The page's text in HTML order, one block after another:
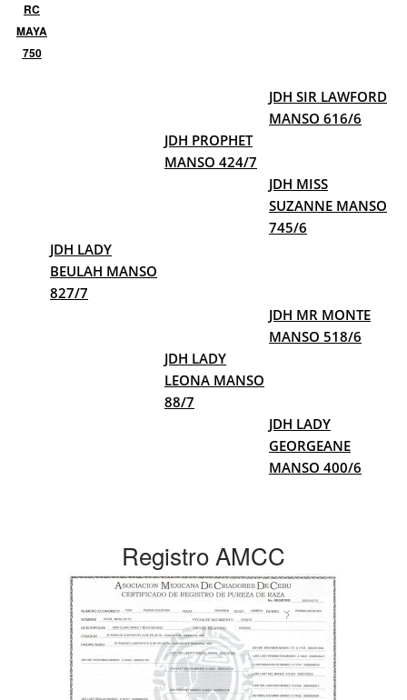
RC
MAYA
750
JDH SIR LAWFORD
MANSO 616/6
JDH PROPHET
MANSO 424/7
JDH MISS
SUZANNE MANSO
745/6
JDH LADY
BEULAH MANSO
827/7
JDH MR MONTE
MANSO 518/6
JDH LADY
LEONA MANSO
88/7
JDH LADY
GEORGEANE
MANSO 400/6
Registro AMCC